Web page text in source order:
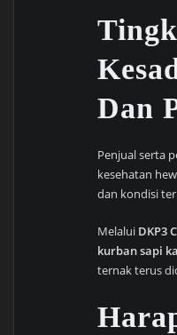
Dan
Penjual serta
kesehatan
dan kondisi
Melalui DKP3
kurban sapi
ternak terus